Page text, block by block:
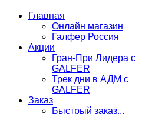
Главная
Онлайн магазин
Галфер Россия
Акции
Гран-При Лидера c
GALFER
Трек дни в АДМ с
GALFER
Заказ
Быстрый заказ...